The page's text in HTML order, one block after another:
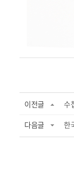
이전글
수
다음글
한